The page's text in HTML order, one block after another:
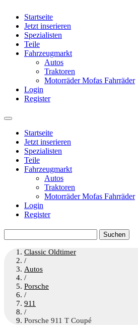
Startseite
Jetzt inserieren
Spezialisten
Teile
Fahrzeugmarkt
Autos
Traktoren
Motorräder Mofas Fahrräder
Login
Register
Startseite
Jetzt inserieren
Spezialisten
Teile
Fahrzeugmarkt
Autos
Traktoren
Motorräder Mofas Fahrräder
Login
Register
nach:
Classic Oldtimer
/
Autos
/
Porsche
/
911
/
Porsche 911 T Coupé